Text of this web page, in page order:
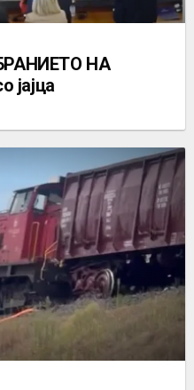
НА
јајца